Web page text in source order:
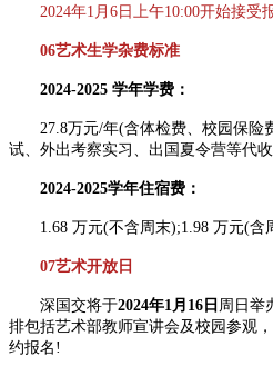
2024年1月6日上午10:00开始接受
06艺术生学杂费标准
2024-2025 学年学费：
27.8万元/年(含体检费、校园保险
试、外出考察实习、出国夏令营等代
2024-2025学年住宿费：
1.68 万元(不含周末);1.98 万元(含
07艺术开放日
深国交将于2024年1月16日 周日举
排包括艺术部教师宣讲会及校园参观
约报名!